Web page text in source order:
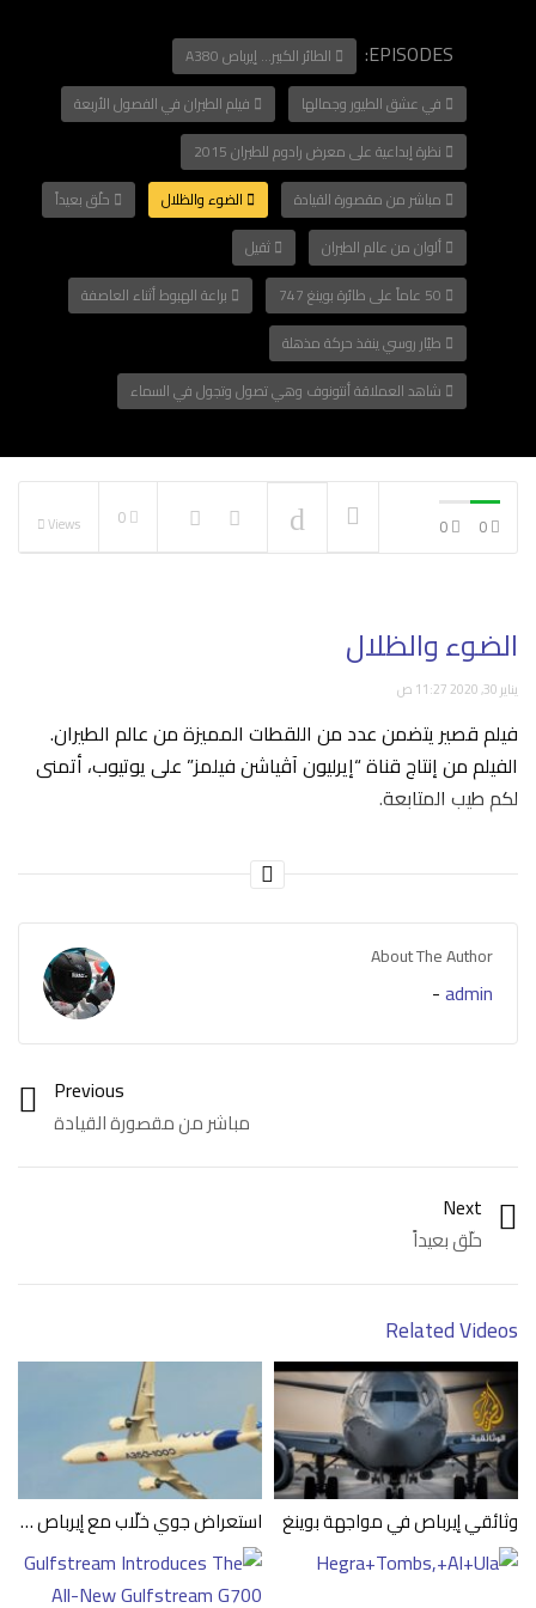
NOW PLAYING
EPISODES:
الطائر الكبير… إيرباص A380
في عشق الطيور وجمالها
فيلم الطيران في الفصول الأربعة
نظرة إبداعية على معرض رادوم للطيران 2015
مباشر من مقصورة القيادة
الضوء والظلال
حلّق بعيداً
ألوان من عالم الطيران
ثقيل
براعة الهبوط أثناء العاصفة
طيّار روسي ينفذ حركة مذهلة
شاهد العملاقة أنتونوف وهي تصول وتجول في السماء
Views
الضوء والظلال
يناير 30, 2020 11:27 ص
فيلم قصير يتضمن عدد من اللقطات المميزة من عالم الطيران.
الفيلم من إنتاج قناة “إيرليون آڤياشن فيلمز” على يوتيوب، أتمنى
لكم طيب المتابعة.
About The Author
admin
-
Previous
مباشر من مقصورة القيادة
Next
حلّق بعيداً
Related Videos
استعراض جوي خلّاب مع إيرباص Airbus A350 وثائقي إيرباص في مواجهة بوينغ